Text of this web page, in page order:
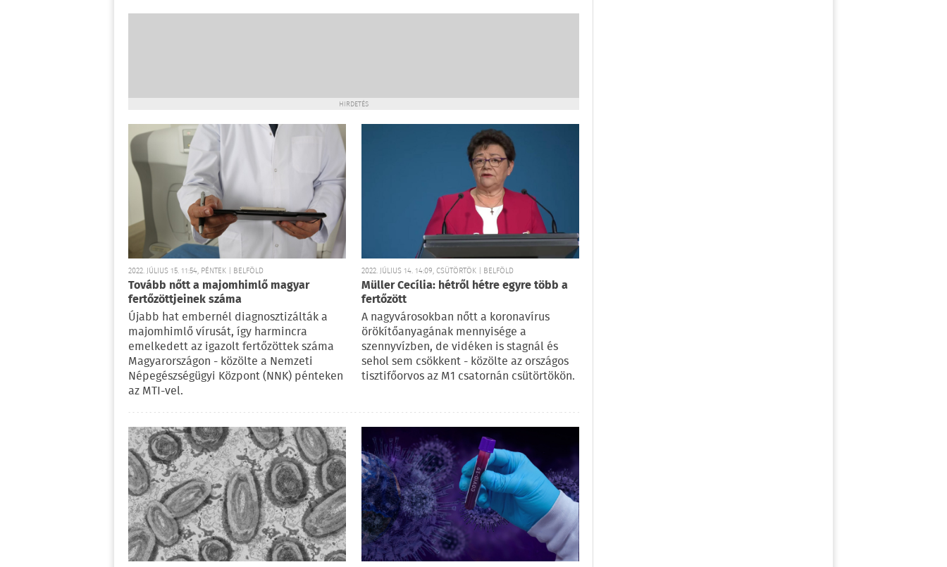
HIRDETÉS
2022. JÚLIUS 15. 11:54, PÉNTEK | BELFÖLD
Tovább nőtt a majomhimlő magyar
fertőzöttjeinek száma
Újabb hat embernél diagnosztizálták a
majomhimlő vírusát, így harmincra
emelkedett az igazolt fertőzöttek száma
Magyarországon - közölte a Nemzeti
Népegészségügyi Központ (NNK) pénteken
az MTI-vel.
2022. JÚLIUS 14. 14:09, CSÜTÖRTÖK | BELFÖLD
Müller Cecília: hétről hétre egyre több a
fertőzött
A nagyvárosokban nőtt a koronavírus
örökítőanyagának mennyisége a
szennyvízben, de vidéken is stagnál és
sehol sem csökkent - közölte az országos
tisztifőorvos az M1 csatornán csütörtökön.